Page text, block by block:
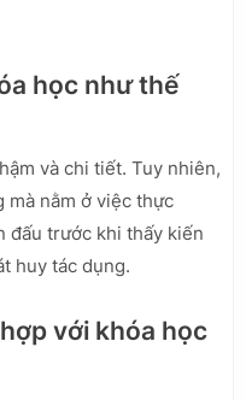
học như thế
và chi tiết. Tuy nhiên,
mà nằm ở việc thực
đấu trước khi thấy kiến
huy tác dụng.
với khóa học